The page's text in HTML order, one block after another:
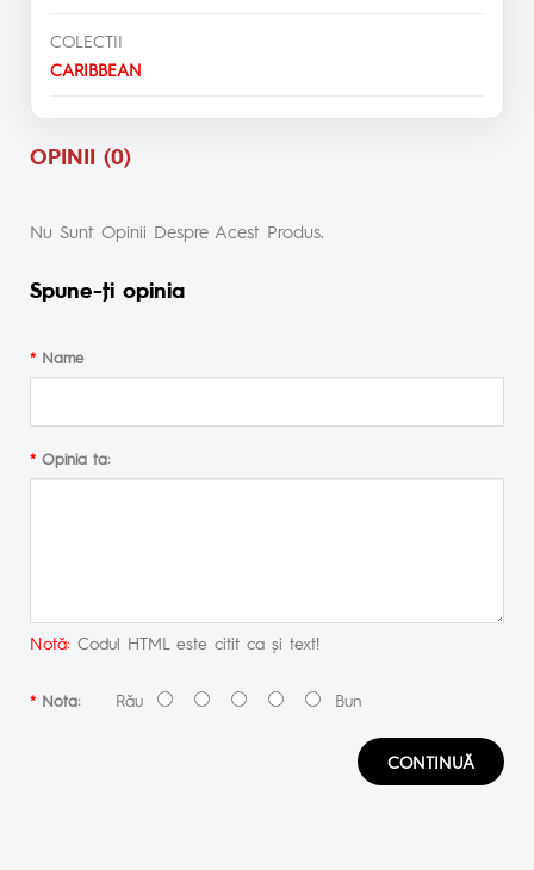
COLECTII
CARIBBEAN
OPINII (0)
Nu Sunt Opinii Despre Acest Produs.
Spune-ţi opinia
Name
Opinia ta:
Notă: Codul HTML este citit ca şi text!
Nota:Rău Bun
CONTINUĂ